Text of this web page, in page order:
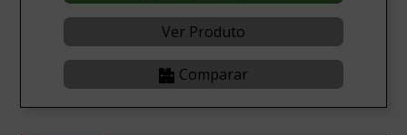
Ver Produto
Comparar